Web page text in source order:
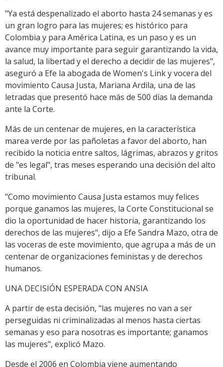
"Ya está despenalizado el aborto hasta 24 semanas y es
un gran logro para las mujeres; es histórico para
Colombia y para América Latina, es un paso y es un
avance muy importante para seguir garantizando la vida,
la salud, la libertad y el derecho a decidir de las mujeres",
aseguró a Efe la abogada de Women's Link y vocera del
movimiento Causa Justa, Mariana Ardila, una de las
letradas que presentó hace más de 500 días la demanda
ante la Corte.
Más de un centenar de mujeres, en la característica
marea verde por las pañoletas a favor del aborto, han
recibido la noticia entre saltos, lágrimas, abrazos y gritos
de "es legal", tras meses esperando una decisión del alto
tribunal.
"Como movimiento Causa Justa estamos muy felices
porque ganamos las mujeres, la Corte Constitucional se
dio la oportunidad de hacer historia, garantizando los
derechos de las mujeres", dijo a Efe Sandra Mazo, otra de
las voceras de este movimiento, que agrupa a más de un
centenar de organizaciones feministas y de derechos
humanos.
UNA DECISIÓN ESPERADA CON ANSIA
A partir de esta decisión, "las mujeres no van a ser
perseguidas ni criminalizadas al menos hasta ciertas
semanas y eso para nosotras es importante; ganamos
las mujeres", explicó Mazo.
Desde el 2006 en Colombia viene aumentando